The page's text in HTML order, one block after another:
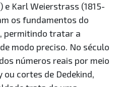
e Karl Weierstrass (1815-
os fundamentos do
permitindo tratar a
modo preciso. No século
números reais por meio
ou cortes de Dedekind,